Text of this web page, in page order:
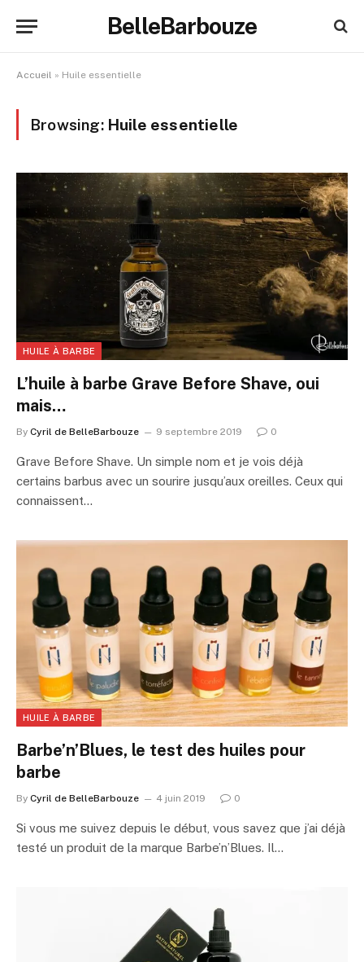
BelleBarbouze
Accueil » Huile essentielle
Browsing: Huile essentielle
HUILE À BARBE
L’huile à barbe Grave Before Shave, oui
mais…
By Cyril de BelleBarbouze 9 septembre 2019 0
Grave Before Shave. Un simple nom et je vois déjà
certains barbus avec un sourire jusqu’aux oreilles. Ceux qui
connaissent…
HUILE À BARBE
Barbe’n’Blues, le test des huiles pour
barbe
By Cyril de BelleBarbouze 4 juin 2019 0
Si vous me suivez depuis le début, vous savez que j’ai déjà
testé un produit de la marque Barbe’n’Blues. Il…